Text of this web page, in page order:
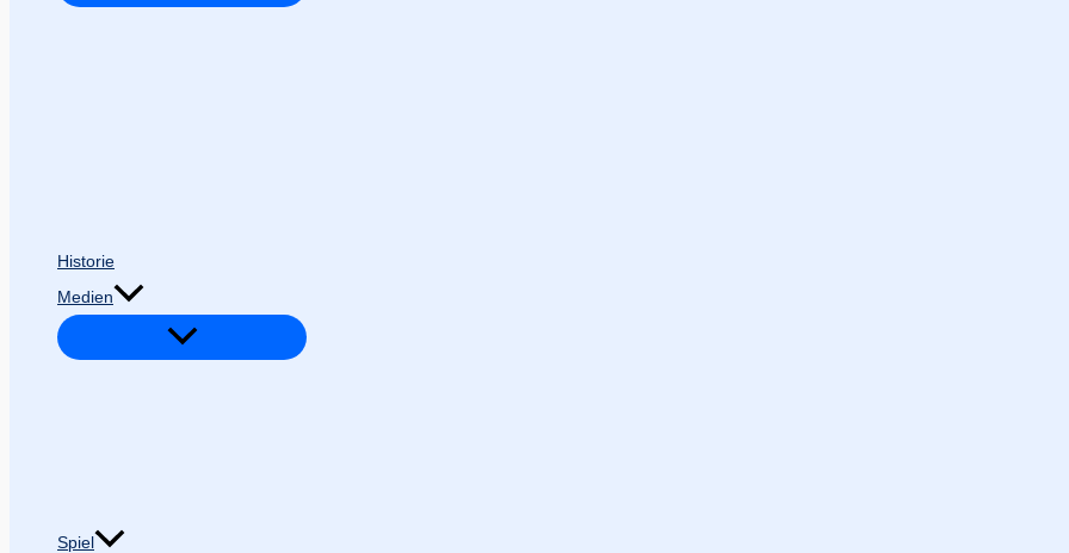
Historie
Medien
Spiel